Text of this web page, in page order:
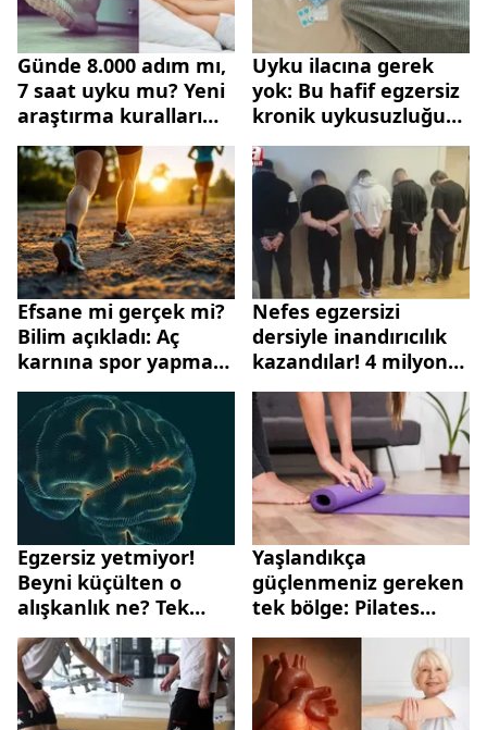
Günde 8.000 adım mı,
7 saat uyku mu? Yeni
araştırma kuralları
değiştirdi
Uyku ilacına gerek
yok: Bu hafif egzersiz
kronik uykusuzluğu
bitiriyor
Efsane mi gerçek mi?
Bilim açıkladı: Aç
karnına spor yapmak
işe yarıyor mu?
Nefes egzersizi
dersiyle inandırıcılık
kazandılar! 4 milyon
TL'lik vurgun
Egzersiz yetmiyor!
Beyni küçülten o
alışkanlık ne? Tek
çözüm…
Yaşlandıkça
güçlenmeniz gereken
tek bölge: Pilates
eğitmeninden üç
etkili egzersiz